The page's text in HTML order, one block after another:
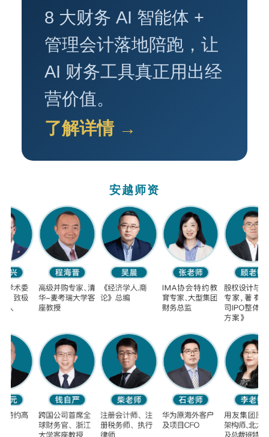
8 大财务 AI 智能体 +
管理会计落地陪跑，让
AI 财务工具真正用出经
营价值。
了解详情 →
安越师资